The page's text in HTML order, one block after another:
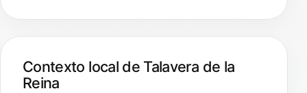
Contexto local de Talavera de la
Reina